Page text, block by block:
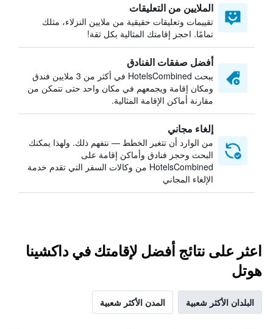
الملايين من التعليقات
تقييمات وتعليقات حقيقية من ملايين النزلاء، مثلك
تمامًا. احجز إقامتك المثالية بكل ثقة!
أفضل صفقات الفنادق
يبحث HotelsCombined في أكثر من 3 ملايين فندق
ومكان إقامة ويجمعهم في مكان واحد حتى تتمكن من
مقارنة أماكن الإقامة المثالية.
إلغاء مجاني
من الوارد أن تتغير الخطط — نتفهم ذلك. ولهذا يمكنك
البحث وحجز فنادق وأماكن إقامة على
HotelsCombined من وكالات السفر التي تقدم خدمة
الإلغاء المجاني
اعثر على نتائج أفضل لإقامتك في داكشينا
هوتل
البلدان الأكثر شعبية المدن الأكثر شعبية